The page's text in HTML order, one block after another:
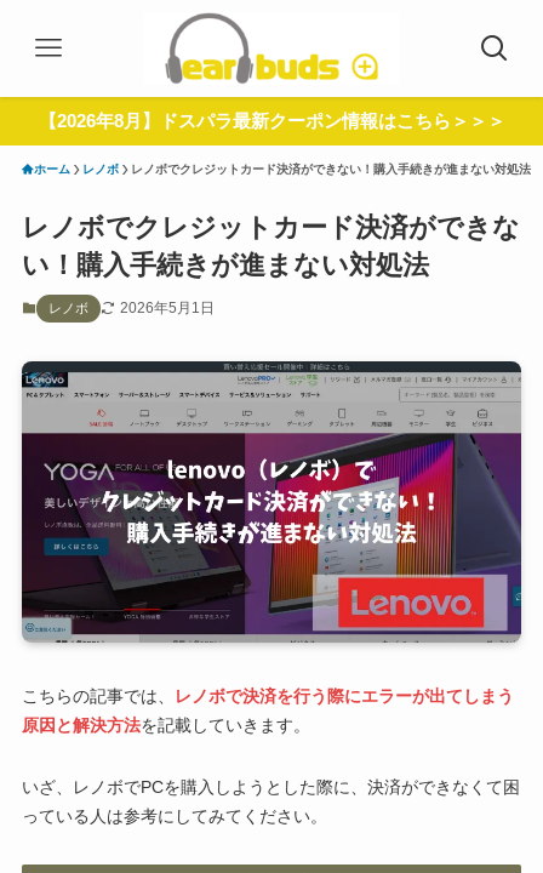
【2026年8月】ドスパラ最新クーポン情報はこちら＞＞＞
ホーム レノボ レノボでクレジットカード決済ができない！購入手続きが進まない対処法
レノボでクレジットカード決済ができな
い！購入手続きが進まない対処法
レノボ 2026年5月1日
こちらの記事では、
レノボで決済を行う際にエラーが出てしまう
原因と解決方法を記載していきます。
いざ、レノボでPCを購入しようとした際に、決済ができなくて困
っている人は参考にしてみてください。